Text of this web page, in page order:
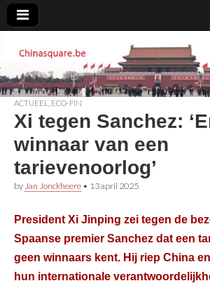
ACTUEEL ECO-FIN
Xi tegen Sanchez:
winnaar van een
tarievenoorlog’
by Jan Jonckheere • 13 april 2025
President Xi Jinping zei tegen de
Spaanse premier Sanchez dat een
geen winnaars kent. Hij riep China
hun internationale